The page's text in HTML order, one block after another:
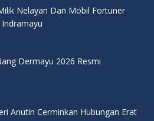
Nelayan Dan Mobil Fortuner
Dermayu 2026 Resmi
Anutin Cerminkan Hubungan Erat